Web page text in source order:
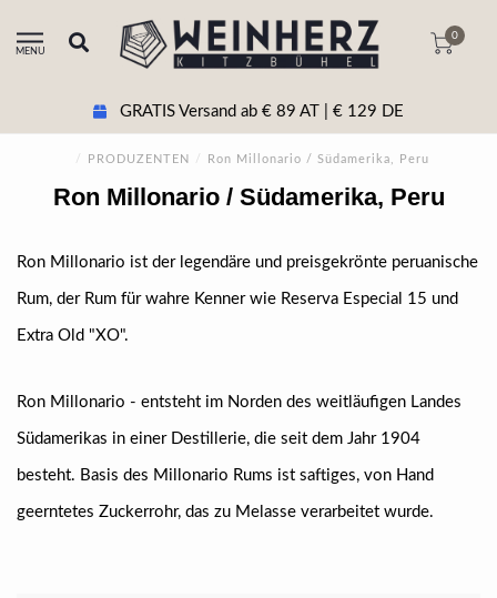
MENU
0
GRATIS Versand ab € 89 AT | € 129 DE
/ PRODUZENTEN / Ron Millonario / Südamerika, Peru
Ron Millonario / Südamerika, Peru
Ron Millonario ist der legendäre und preisgekrönte peruanische
Rum, der Rum für wahre Kenner wie Reserva Especial 15 und
Extra Old "XO".
Ron Millonario - entsteht im Norden des weitläufigen Landes
Südamerikas in einer Destillerie, die seit dem Jahr 1904
besteht. Basis des Millonario Rums ist saftiges, von Hand
geerntetes Zuckerrohr, das zu Melasse verarbeitet wurde.